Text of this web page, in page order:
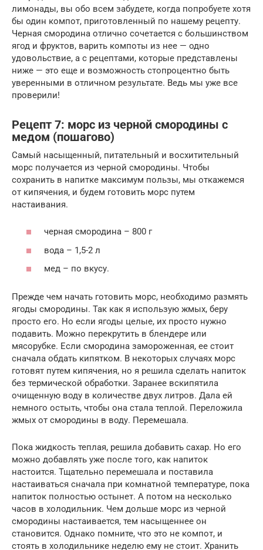
лимонады, вы обо всем забудете, когда попробуете хотя
бы один компот, приготовленный по нашему рецепту.
Черная смородина отлично сочетается с большинством
ягод и фруктов, варить компоты из нее — одно
удовольствие, а с рецептами, которые представлены
ниже — это еще и возможность стопроцентно быть
уверенными в отличном результате. Ведь мы уже все
проверили!
Рецепт 7: морс из черной смородины с
медом (пошагово)
Самый насыщенный, питательный и восхитительный
морс получается из черной смородины. Чтобы
сохранить в напитке максимум пользы, мы откажемся
от кипячения, и будем готовить морс путем
настаивания.
черная смородина – 800 г
вода – 1,5-2 л
мед – по вкусу.
Прежде чем начать готовить морс, необходимо размять
ягоды смородины. Так как я использую жмых, беру
просто его. Но если ягоды целые, их просто нужно
подавить. Можно перекрутить в блендере или
мясорубке. Если смородина замороженная, ее стоит
сначала обдать кипятком. В некоторых случаях морс
готовят путем кипячения, но я решила сделать напиток
без термической обработки. Заранее вскипятила
очищенную воду в количестве двух литров. Дала ей
немного остыть, чтобы она стала теплой. Переложила
жмых от смородины в воду. Перемешала.
Пока жидкость теплая, решила добавить сахар. Но его
можно добавлять уже после того, как напиток
настоится. Тщательно перемешала и поставила
настаиваться сначала при комнатной температуре, пока
напиток полностью остынет. А потом на несколько
часов в холодильник. Чем дольше морс из черной
смородины настаивается, тем насыщеннее он
становится. Однако помните, что это не компот, и
стоять в холодильнике неделю ему не стоит. Хранить